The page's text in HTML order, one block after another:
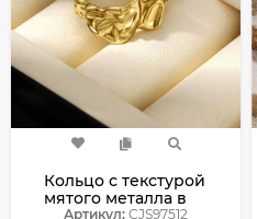
Кольцо с текстурой
мятого металла в
Артикул: CJS97512